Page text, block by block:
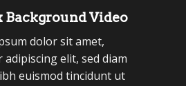
Background Video
dolor sit amet,
adipiscing elit, sed diam
euismod tincidunt ut